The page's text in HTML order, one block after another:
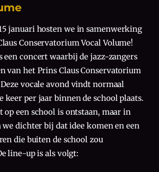
januari hosten we in samenwerking
Conservatorium Vocal Volume!
een concert waarbij de jazz-zangers
van het Prins Claus Conservatorium
vocale avond vindt normaal
keer per jaar binnen de school plaats.
op een school is ontstaan, maar in
we dichter bij dat idee komen en een
die buiten de school zou
line-up is als volgt: